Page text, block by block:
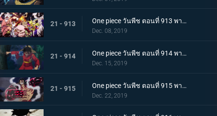
21 - 913 One piece วันพีช ตอนที่ 913 พากย์ไทย พ่ายแพ้อย่างหมดรูป ลมหายใจพิโรธของไคโด!
Dec. 08, 2019
21 - 914 One piece วันพีช ตอนที่ 914 พากย์ไทย การต่อสู้อันดุเดือด ลูฟี่ที่บุกเข้าใส่ปะทะไคโด
Dec. 15, 2019
21 - 915 One piece วันพีช ตอนที่ 915 พากย์ไทย การทำลายล้าง! ท่าไม้ตายเผด็จศึกอัสนีแปดทิศ!
Dec. 22, 2019